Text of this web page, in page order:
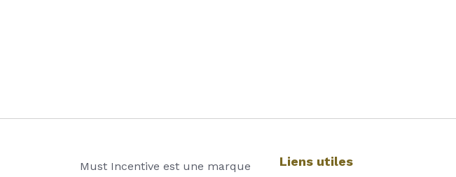
Must Incentive est une marque
Liens utiles